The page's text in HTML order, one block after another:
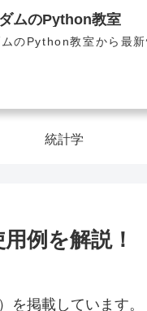
しく学んで人生を切り開こ
ーダムの
統計学
例を解説！
掲載しています。
ムのPython教室
のPython教室から最